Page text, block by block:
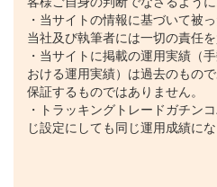
・当サイトの情報に基づいて被
当社及び執筆者には一切の責任を
・当サイトに掲載の運用実績（
おける運用実績）は過去のもの
保証するものではありません。
・トラッキングトレードガチン
じ設定にしても同じ運用成績に